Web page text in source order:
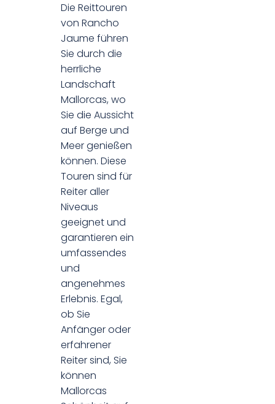
Die Reittouren
von Rancho
Jaume führen
Sie durch die
herrliche
Landschaft
Mallorcas, wo
Sie die Aussicht
auf Berge und
Meer genießen
können. Diese
Touren sind für
Reiter aller
Niveaus
geeignet und
garantieren ein
umfassendes
und
angenehmes
Erlebnis. Egal,
ob Sie
Anfänger oder
erfahrener
Reiter sind, Sie
können
Mallorcas